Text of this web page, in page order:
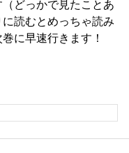
どっかで見たことあ
読むとめっちゃ読み
に早速行きます！